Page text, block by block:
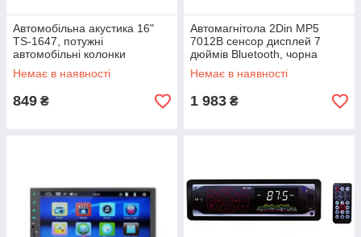
Автомобільна акустика 16"
TS-1647, потужні
автомобільні колонки
Немає в наявності
849 ₴
Автомагнітола 2Din MP5
7012B сенсор дисплей 7
дюймів Bluetooth, чорна
Немає в наявності
1 983 ₴